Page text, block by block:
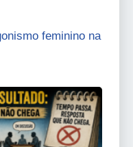
feminino na